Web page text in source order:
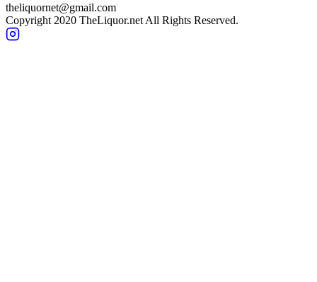
theliquornet@gmail.com
Copyright 2020 TheLiquor.net All Rights Reserved.